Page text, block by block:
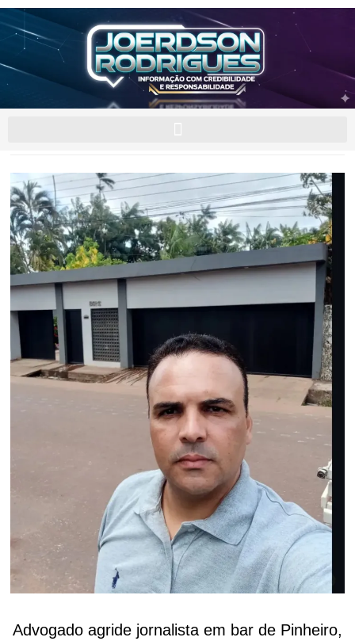
Advogado agride jornalista em bar de Pinheiro,